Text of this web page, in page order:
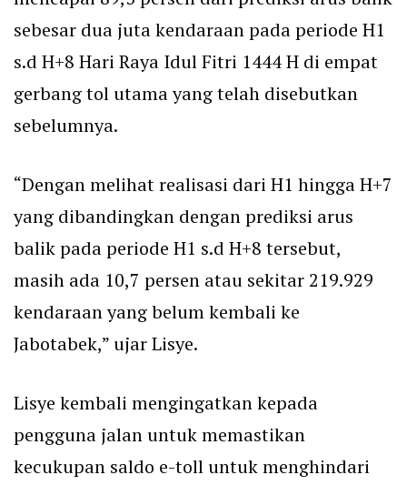
sebesar dua juta kendaraan pada periode H1
s.d H+8 Hari Raya Idul Fitri 1444 H di empat
gerbang tol utama yang telah disebutkan
sebelumnya.
“Dengan melihat realisasi dari H1 hingga H+7
yang dibandingkan dengan prediksi arus
balik pada periode H1 s.d H+8 tersebut,
masih ada 10,7 persen atau sekitar 219.929
kendaraan yang belum kembali ke
Jabotabek,” ujar Lisye.
Lisye kembali mengingatkan kepada
pengguna jalan untuk memastikan
kecukupan saldo e-toll untuk menghindari